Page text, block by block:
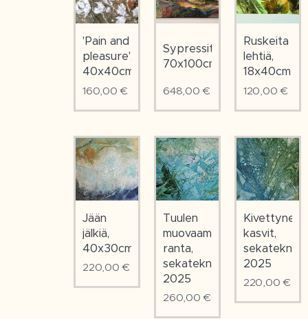
'Pain and
pleasure',
40x40cm
160,00 €
Sypressit
70x100cm
648,00 €
Ruskeita
lehtiä,
18x40cm
120,00 €
Jään
jälkiä,
40x30cm
220,00 €
Tuulen
muovaama
ranta,
sekatekniikka
2025
260,00 €
Kivettyneet
kasvit,
2025
220,00 €